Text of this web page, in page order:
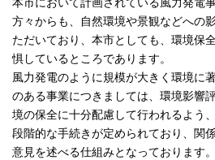
方々からも、自然環境や景観などへの
ただいており、本市としても、環境保
惧しているところであります。
風力発電のように規模が大きく環境に
のある事業につきましては、環境影響
境の保全に十分配慮して行われるよう
段階的な手続きが定められており、関
意見を述べる仕組みとなっております。